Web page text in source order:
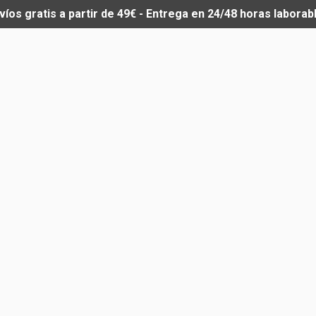
gratis a partir de 49€ - Entrega en 24/48 horas